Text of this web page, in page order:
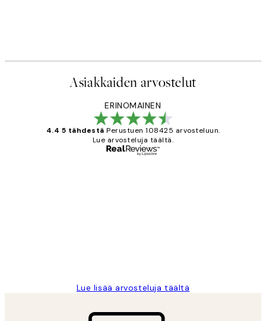
Asiakkaiden arvostelut
ERINOMAINEN
4.4 5 tähdestä Perustuen 108425 arvosteluun.
Lue arvosteluja täältä.
Lue lisää arvosteluja täältä